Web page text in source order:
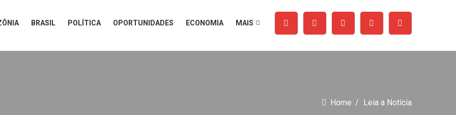
BRASIL POLÍTICA OPORTUNIDADES ECONOMIA MAIS
Home Leia a Notícia